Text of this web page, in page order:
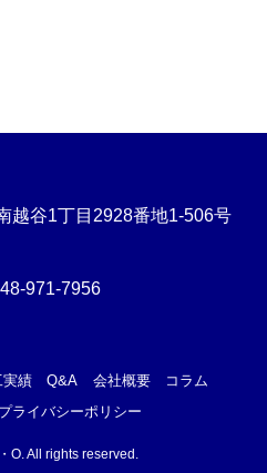
越谷1丁目2928番地1-506号
971-7956
実績 Q&A 会社概要
コラム
プライバシーポリシー
O. All rights reserved.